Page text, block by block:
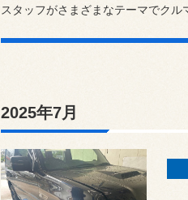
スタッフがさまざまなテーマでクル
2025年7月